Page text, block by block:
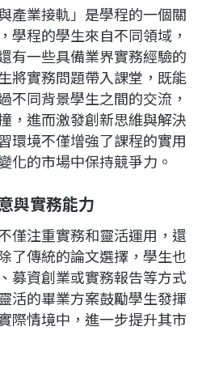
產業接軌」是學程的一個關
學程的學生來自不同領域，
有一些具備業界實務經驗的
將實務問題帶入課堂，既能
不同背景學生之間的交流，
，進而激發創新思維與解決
環境不僅增強了課程的實用
化的市場中保持競爭力。
與實務能力
僅注重實務和靈活運用，還
了傳統的論文選擇，學生也
募資創業或實務報告等方式
活的畢業方案鼓勵學生發揮
際情境中，進一步提升其市